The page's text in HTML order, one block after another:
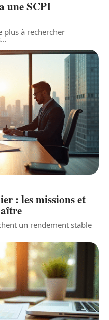
une SCPI
plus à rechercher
…
: les missions et
un rendement stable